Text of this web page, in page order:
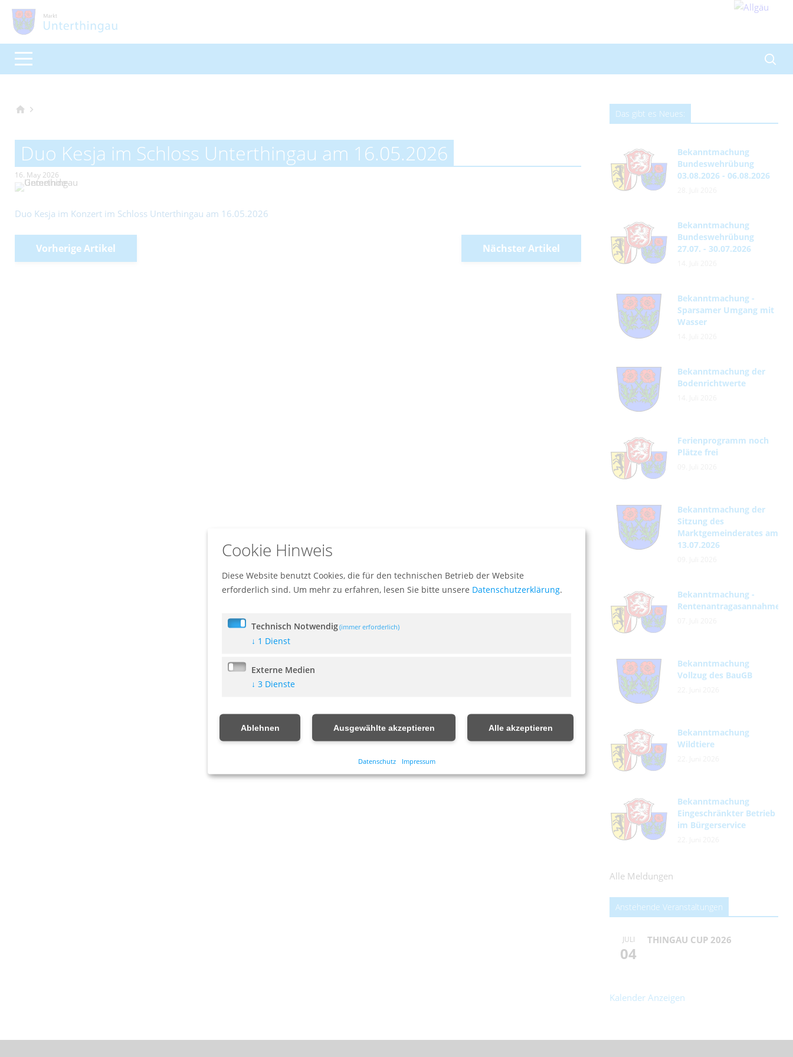
Duo Kesja im Schloss Unterthingau am 16.05.2026
16. May 2026
Duo Kesja im Konzert im Schloss Unterthingau am 16.05.2026
Vorherige Artikel Nächster Artikel
Das gibt es Neues:
Bekanntmachung
Bundeswehrübung
03.08.2026 - 06.08.2026
Bekanntmachung
Bundeswehrübung
27.07. - 30.07.2026
Bekanntmachung -
Sparsamer Umgang mit
Wasser
Bekanntmachung der
Bodenrichtwerte
Ferienprogramm noch
Plätze frei
Bekanntmachung der
Sitzung des
Marktgemeinderates am
13.07.2026
Bekanntmachung -
Rentenantragasannahme
Bekanntmachung
Vollzug des BauGB
Bekanntmachung
Wildtiere
Bekanntmachung
Eingeschränkter Betrieb
im Bürgerservice
Alle Meldungen
Anstehende Veranstaltungen
JULI
04
THINGAU CUP 2026
Kalender Anzeigen
Cookie Hinweis
Diese Website benutzt Cookies, die für den technischen Betrieb der Website
erforderlich sind. Um mehr zu erfahren, lesen Sie bitte unsere Datenschutzerklärung.
Technisch Notwendig(immer erforderlich)
↓ 1 Dienst
Externe Medien
↓ 3 Dienste
Ablehnen Ausgewählte akzeptieren Alle akzeptieren
Datenschutz Impressum